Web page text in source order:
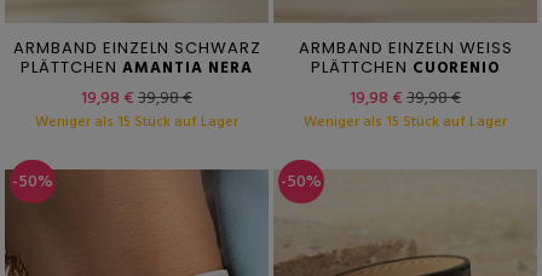
ARMBAND EINZELN SCHWARZ
PLÄTTCHEN AMANTIA NERA
19,98 €39,98 €
Weniger als 15 Stück auf Lager
ARMBAND EINZELN WEISS
PLÄTTCHEN CUORENIO
19,98 €39,98 €
Weniger als 15 Stück auf Lager
-50% -50%